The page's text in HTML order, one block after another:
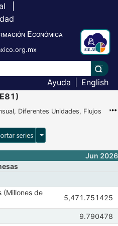
Económica
Ayuda
English
Diferentes Unidades, Flujos
exportar cuadroOpciones para exportar
series
Jun 2026
(Millones de dólares)
Mostrar gráfica de la serie Remesas Totales (Millones de
de Remesas Totales
(Millones de
Observaciones
Abr 2026May
5,471.751425
Abr 2026
9.790478